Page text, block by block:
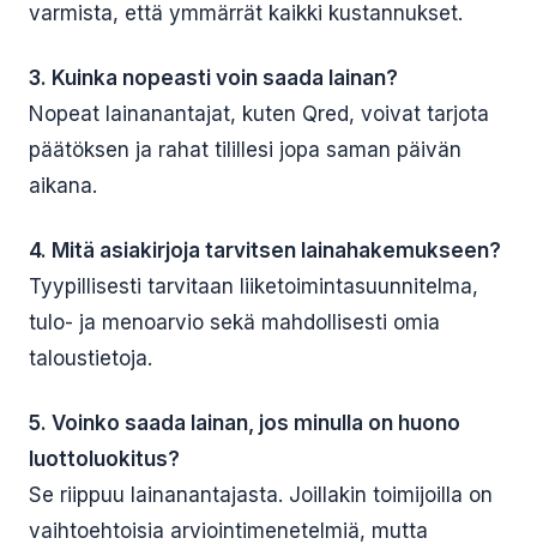
varmista, että ymmärrät kaikki kustannukset.
3. Kuinka nopeasti voin saada lainan?
Nopeat lainanantajat, kuten Qred, voivat tarjota
päätöksen ja rahat tilillesi jopa saman päivän
aikana.
4. Mitä asiakirjoja tarvitsen lainahakemukseen?
Tyypillisesti tarvitaan liiketoimintasuunnitelma,
tulo- ja menoarvio sekä mahdollisesti omia
taloustietoja.
5. Voinko saada lainan, jos minulla on huono
luottoluokitus?
Se riippuu lainanantajasta. Joillakin toimijoilla on
vaihtoehtoisia arviointimenetelmiä, mutta